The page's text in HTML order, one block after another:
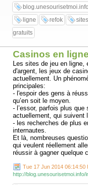
blog.unesourisetmoi.info
ligne
refok sites
gratuits
Casinos en
Les sites de jeu en
d'argent, les jeux de
actuellement. Un
principales:
- l'espoir des gens à
qu’en soit le moyen.
- l’essor, parfois plus
actuellement, qui suivent
- les recherches de plus
internautes.
Et là, nombreuses
qui veulent réellement
réussir à gagner quelque
Tue 17 Jun 2014 06:14:50
http://